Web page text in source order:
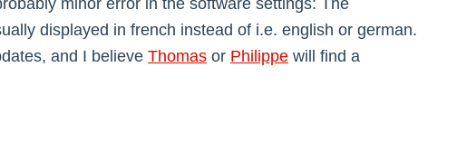
minor error in the software settings: The
displayed in french instead of i.e. english or german.
and I believe Thomas or Philippe will find a